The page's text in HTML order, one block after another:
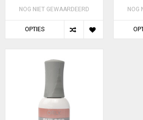
NOG NIET GEWAARDEERD
OPTIES
NOG